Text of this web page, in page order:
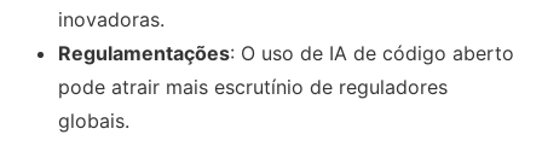
inovadoras.
Regulamentações: O uso de IA de código aberto
pode atrair mais escrutínio de reguladores
globais.